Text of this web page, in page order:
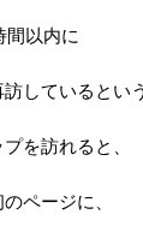
間以内に
しているとい
を訪れると、
ページに、